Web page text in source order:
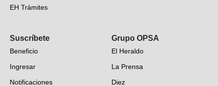
EH Trámites
EH Verifica
Fotogalerías
Deportes
Suscríbete
Beneficio
Ingresar
Notificaciones
Grupo OPSA
El Heraldo
La Prensa
Diez